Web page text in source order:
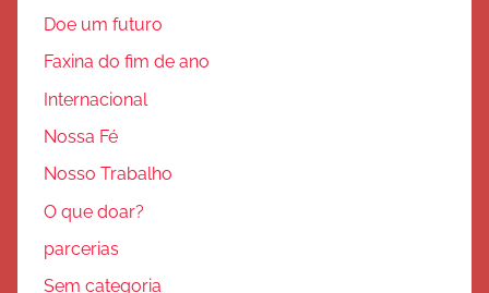
Doe um futuro
Faxina do fim de ano
Internacional
Nossa Fé
Nosso Trabalho
O que doar?
parcerias
Sem categoria